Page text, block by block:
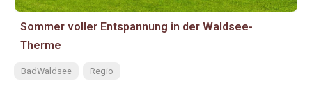
Sommer voller Entspannung in der Waldsee-
Therme
BadWaldsee Regio